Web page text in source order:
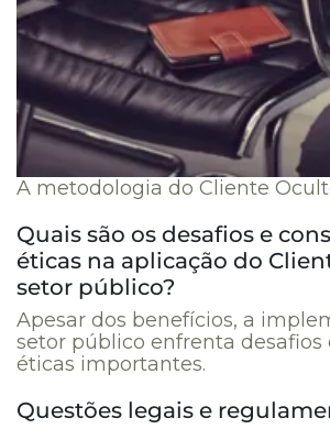
A metodologia do Cliente
Quais são os desafios e
éticas na aplicação do
setor público?
Apesar dos benefícios, a
setor público enfrenta desafios
éticas importantes.
Questões legais e